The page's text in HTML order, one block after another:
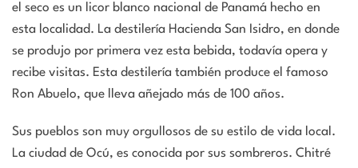
el seco es un licor blanco nacional de Panamá hecho en
esta localidad. La destilería Hacienda San Isidro, en donde
se produjo por primera vez esta bebida, todavía opera y
recibe visitas. Esta destilería también produce el famoso
Ron Abuelo, que lleva añejado más de 100 años.
Sus pueblos son muy orgullosos de su estilo de vida local.
La ciudad de Ocú, es conocida por sus sombreros. Chitré